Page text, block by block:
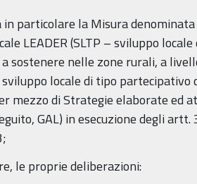
in particolare la Misura
LEADER (SLTP – sviluppo
sostenere nelle zone rurali, a
locale di tipo
mezzo di Strategie elaborate ed
GAL) in esecuzione degli
le proprie deliberazioni: